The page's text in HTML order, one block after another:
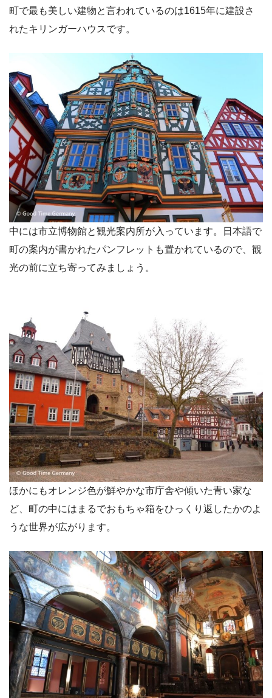
町で最も美しい建物と言われているのは1615年に建設さ
れたキリンガーハウスです。
中には市立博物館と観光案内所が入っています。日本語で
町の案内が書かれたパンフレットも置かれているので、観
光の前に立ち寄ってみましょう。
ほかにもオレンジ色が鮮やかな市庁舎や傾いた青い家な
ど、町の中にはまるでおもちゃ箱をひっくり返したかのよ
うな世界が広がります。